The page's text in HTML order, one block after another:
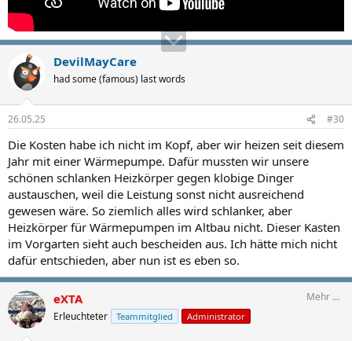
DevilMayCare
had some (famous) last words
26.05.25 #30
Die Kosten habe ich nicht im Kopf, aber wir heizen seit diesem
Jahr mit einer Wärmepumpe. Dafür mussten wir unsere
schönen schlanken Heizkörper gegen klobige Dinger
austauschen, weil die Leistung sonst nicht ausreichend
gewesen wäre. So ziemlich alles wird schlanker, aber
Heizkörper für Wärmepumpen im Altbau nicht. Dieser Kasten
im Vorgarten sieht auch bescheiden aus. Ich hätte mich nicht
dafür entschieden, aber nun ist es eben so.
eXTA
Erleuchteter Teammitglied Administrator
Mehr ...